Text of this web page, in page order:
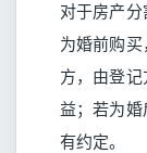
对于房产
为婚前购
方，由登
益；若为
有约定。